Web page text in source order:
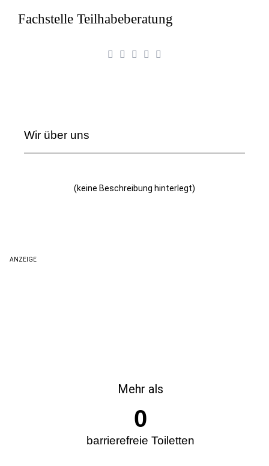
Fachstelle Teilhabeberatung
Wir über uns
(keine Beschreibung hinterlegt)
ANZEIGE
Mehr als
barrierefreie Toiletten
0